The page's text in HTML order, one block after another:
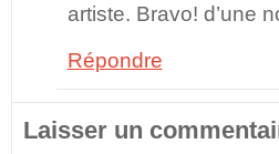
artiste. Bravo! d’une
Répondre
Laisser un